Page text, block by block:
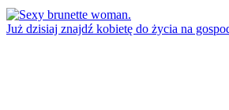
Już dzisiaj znajdź kobietę do życia na